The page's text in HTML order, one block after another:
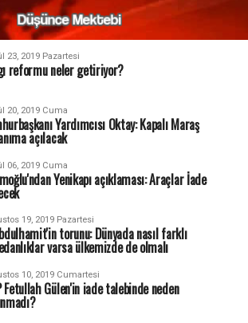
23, 2019 Pazartesi
reformu neler getiriyor?
20, 2019 Cuma
Yardımcısı Oktay: Kapalı Maraş
açılacak
06, 2019 Cuma
Yenikapı açıklaması: Araçlar İade
19, 2019 Pazartesi
torunu: Dünyada nasıl farklı
varsa ülkemizde de olmalı
10, 2019 Cumartesi
Fetullah Gülen'in iade talebinde neden